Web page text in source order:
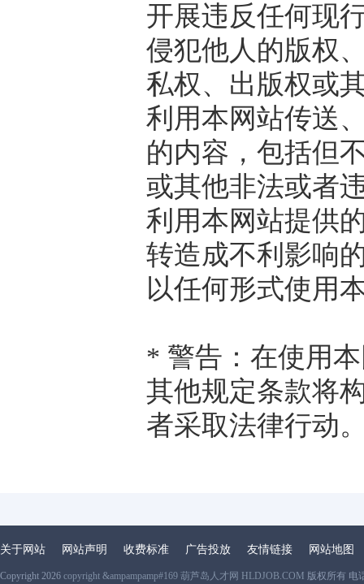
开展违反任何现
侵犯他人的版权
私权、出版权或
利用本网站传送
的内容，包括但
或其他非法或者
利用本网站提供
转造成不利影响
以任何形式使用
* 警告：在使用
其他规定条款将
者采取法律行动
关于网站 网站声明 收费标准 广告投放 友情链接 网站地图
Copyright 2026 copyright &ampampamp#169 葫芦岛人才网 HLDJOB.COM 版权所有 电